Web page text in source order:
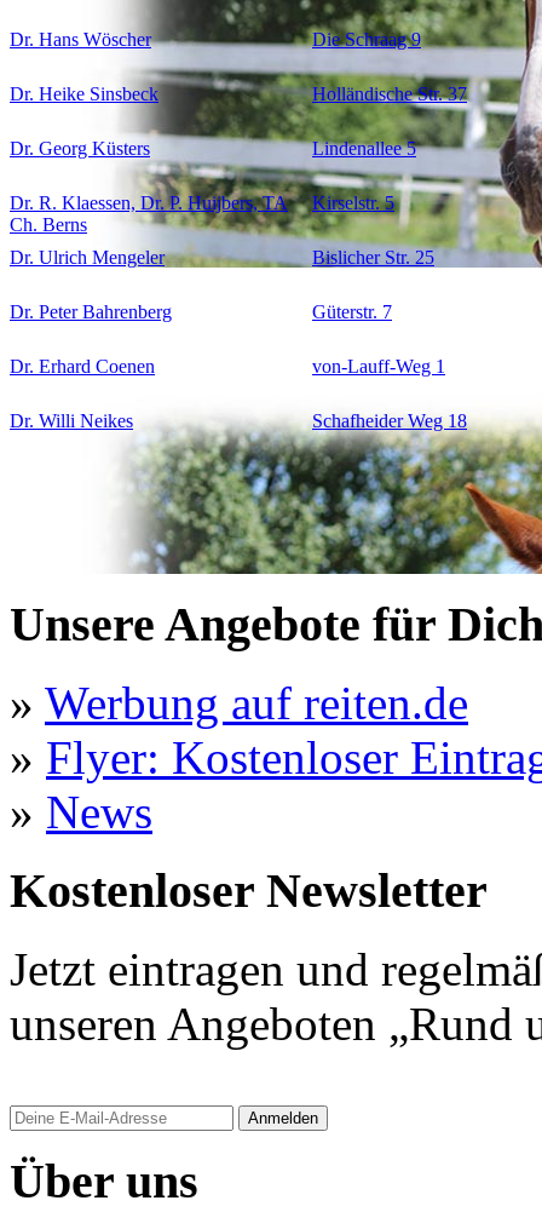
Dr. Hans Wöscher Die Schraag 9
Dr. Heike Sinsbeck Holländische Str. 37
Dr. Georg Küsters Lindenallee 5
Dr. R. Klaessen, Dr. P. Huijbers, TA
Ch. Berns
Kirselstr. 5
Dr. Ulrich Mengeler Bislicher Str. 25
Dr. Peter Bahrenberg Güterstr. 7
Dr. Erhard Coenen von-Lauff-Weg 1
Dr. Willi Neikes Schafheider Weg 18
Unsere Angebote für
» Werbung auf reiten.de
» Flyer: Kostenloser
» News
Kostenloser Newsletter
Jetzt eintragen und
unseren Angeboten „Rund
Anmelden
Über uns